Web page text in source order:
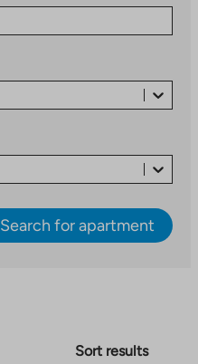
Search for apartment
Sort results